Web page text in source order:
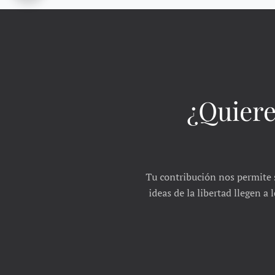
Tu contribución nos permite
ideas de la libertad llegen a